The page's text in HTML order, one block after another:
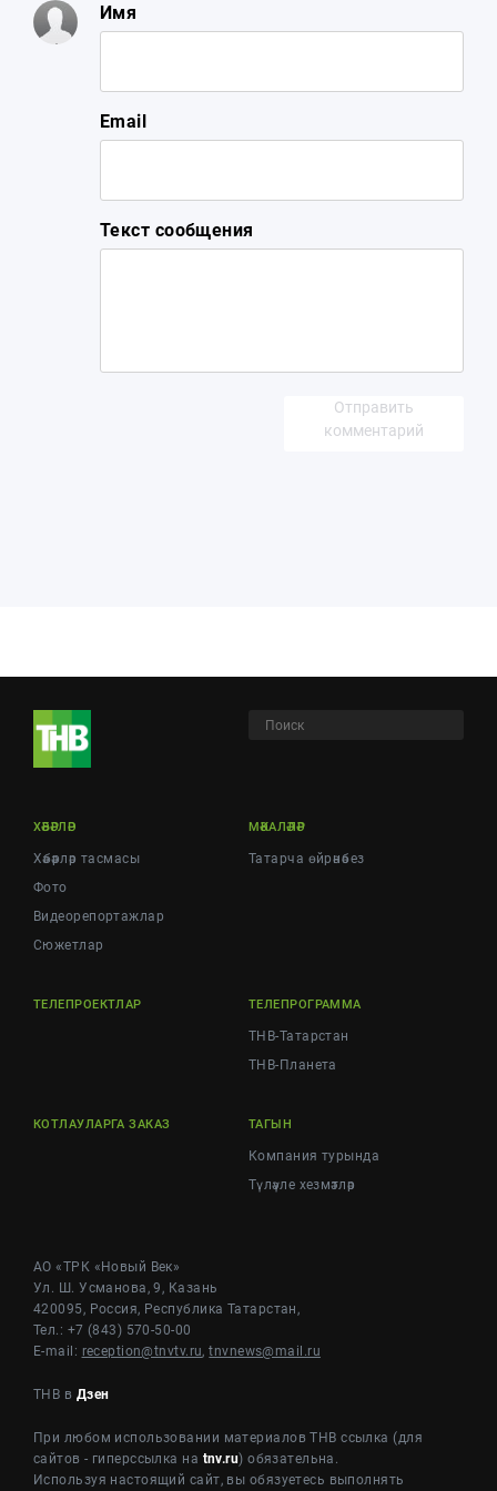
Имя
Email
Текст сообщения
Отправить
комментарий
ХӘБӘРЛӘР
Хәбәрләр тасмасы
Фото
Видеорепортажлар
Cюжетлар
МӘКАЛӘЛӘР
Татарча өйрәнәбез
ТЕЛЕПРОЕКТЛАР ТЕЛЕПРОГРАММА
ТНВ-Татарстан
ТНВ-Планета
КОТЛАУЛАРГА ЗАКАЗ ТАГЫН
Компания турында
Түләүле хезмәтләр
АО «ТРК «Новый Век»
Ул. Ш. Усманова, 9, Казань
420095, Россия, Республика Татарстан,
Тел.: +7 (843) 570-50-00
E-mail: reception@tnvtv.ru,tnvnews@mail.ru
ТНВ в Дзен
При любом использовании материалов ТНВ ссылка (для
сайтов - гиперссылка на tnv.ru) обязательна.
Используя настоящий сайт, вы обязуетесь выполнять